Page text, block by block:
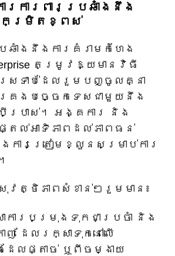
រការពារប្រឆាំងនឹង
កម្រិតខ្ពស់
ឆាំងនឹងការគំរាមកំហែង
តម្រូវឱ្យមានវិធី
រទាប់ដែលរួមបញ្ចូលគ្នា
រងបច្ចេកទេសជាមួយនឹង
ប្រាស់។ អង្គការ និង
តល់អាទិភាពដល់ភាពធន់
ការត្រៀមខ្លួនសម្រាប់ការ
ត្ថិភាពសំខាន់ៗរួមមាន៖
ាការបម្រុងទុកជាប្រចាំ និង
ញ ដែលរក្សាទុកនៅលើ
ែលផ្តាច់ ឬពីចម្ងាយ